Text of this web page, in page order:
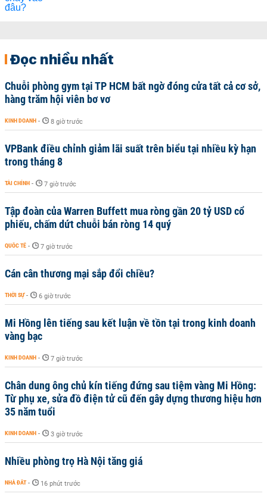
Đọc nhiều nhất
Chuỗi phòng gym tại TP HCM bất ngờ đóng cửa tất cả cơ sở,
hàng trăm hội viên bơ vơ
KINH DOANH - 8 giờ trước
VPBank điều chỉnh giảm lãi suất trên biểu tại nhiều kỳ hạn
trong tháng 8
TÀI CHÍNH - 7 giờ trước
Tập đoàn của Warren Buffett mua ròng gần 20 tỷ USD cổ
phiếu, chấm dứt chuỗi bán ròng 14 quý
QUỐC TẾ - 7 giờ trước
Cán cân thương mại sắp đổi chiều?
THỜI SỰ - 6 giờ trước
Mi Hồng lên tiếng sau kết luận về tồn tại trong kinh doanh
vàng bạc
KINH DOANH - 7 giờ trước
Chân dung ông chủ kín tiếng đứng sau tiệm vàng Mi Hồng:
Từ phụ xe, sửa đồ điện tử cũ đến gây dựng thương hiệu hơn
35 năm tuổi
KINH DOANH - 3 giờ trước
Nhiều phòng trọ Hà Nội tăng giá
NHÀ ĐẤT - 16 phút trước